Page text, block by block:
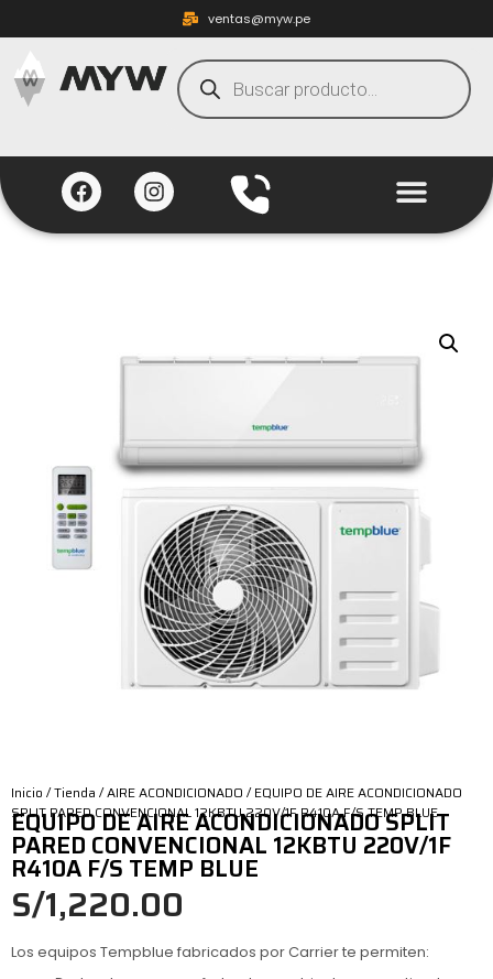
ventas@myw.pe
Inicio /Tienda /AIRE ACONDICIONADO / EQUIPO DE AIRE ACONDICIONADO
SPLIT PARED CONVENCIONAL 12KBTU 220V/1F R410A F/S TEMP BLUE
EQUIPO DE AIRE ACONDICIONADO SPLIT
PARED CONVENCIONAL 12KBTU 220V/1F
R410A F/S TEMP BLUE
S/1,220.00
Los equipos Tempblue fabricados por Carrier te permiten: